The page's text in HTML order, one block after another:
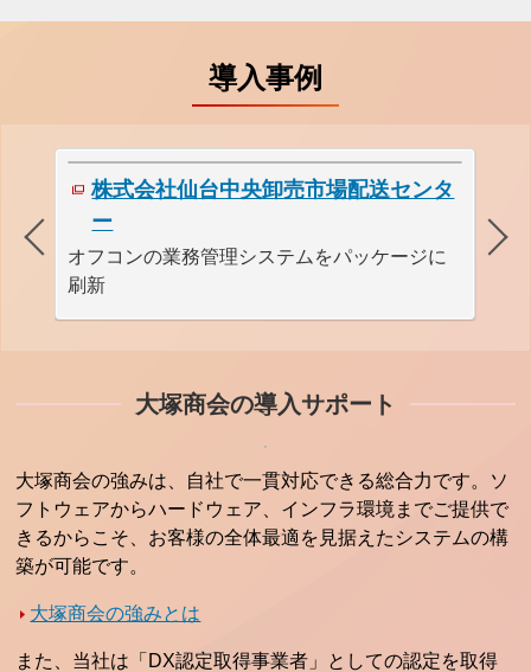
導入事例
株式会社仙台中央卸売市場配送センタ
ー
オフコンの業務管理システムをパッケージに
刷新
商
大塚商会の導入サポート
大塚商会の強みは、自社で一貫対応できる総合力です。ソ
フトウェアからハードウェア、インフラ環境までご提供で
きるからこそ、お客様の全体最適を見据えたシステムの構
築が可能です。
大塚商会の強みとは
また、当社は「DX認定取得事業者」としての認定を取得